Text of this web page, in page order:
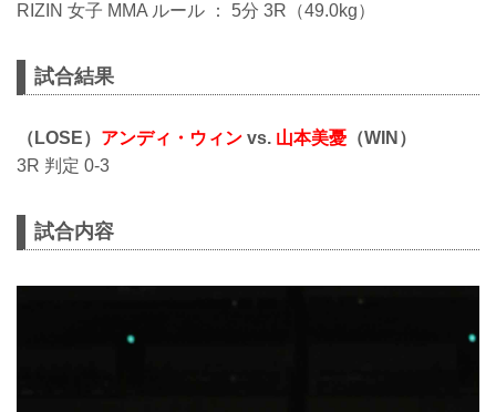
RIZIN 女子 MMA ルール ： 5分 3R（49.0kg）
試合結果
（LOSE） アンディ・ウィン vs. 山本美憂 （WIN）
3R 判定 0-3
試合内容